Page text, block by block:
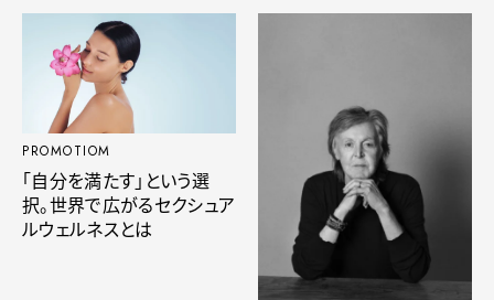
PROMOTIOM
「自分を満たす」という選
択。世界で広がるセクシュア
ルウェルネスとは